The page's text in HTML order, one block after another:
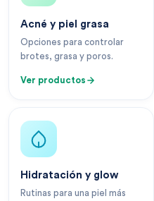
Acné y piel grasa
Opciones para controlar
brotes, grasa y poros.
Ver productos
Hidratación y glow
Rutinas para una piel más